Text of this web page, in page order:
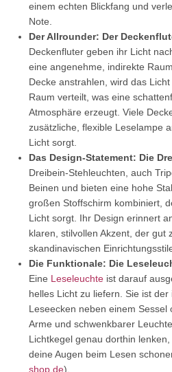
einem echten Blickfang und
Note.
Der Allrounder: Der
Deckenfluter geben ihr Licht
eine angenehme, indirekte
Decke anstrahlen, wird das
Raum verteilt, was eine
Atmosphäre erzeugt. Viele
zusätzliche, flexible Leselampe
Licht sorgt.
Das Design-Statement: Die
Dreibein-Stehleuchten, auch
Beinen und bieten eine hohe
großen Stoffschirm kombiniert,
Licht sorgt. Ihr Design erinnert
klaren, stilvollen Akzent, der gut
skandinavischen
Die Funktionale: Die
Eine Leseleuchte ist darauf
helles Licht zu liefern. Sie ist
Leseecken neben einem
Arme und schwenkbarer
Lichtkegel genau dorthin
deine Augen beim Lesen
shop.de).